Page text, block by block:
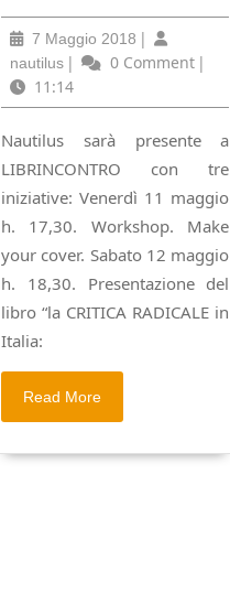
Torino
7 Maggio 2018 7
Maggio
|
nautilusnautilus
| 0 Comment |
11:14
Nautilus sarà presente a
LIBRINCONTRO con tre
iniziative: Venerdì 11 maggio
h. 17,30. Workshop. Make
your cover. Sabato 12 maggio
h. 18,30. Presentazione del
libro “la CRITICA RADICALE in
Italia:
Read More
More